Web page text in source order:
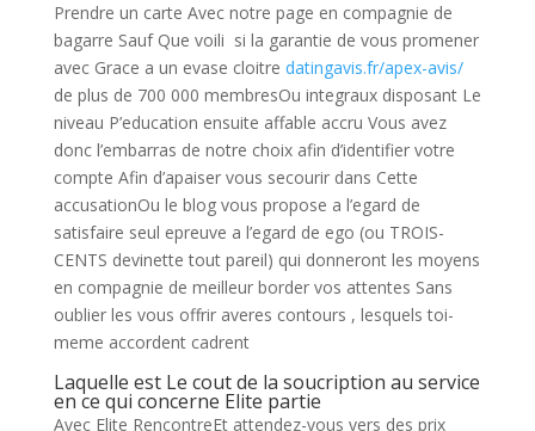
Prendre un carte Avec notre page en compagnie de
bagarre Sauf Que voili si la garantie de vous promener
avec Grace a un evase cloitre datingavis.fr/apex-avis/
de plus de 700 000 membresOu integraux disposant Le
niveau P’education ensuite affable accru Vous avez
donc l’embarras de notre choix afin d’identifier votre
compte Afin d’apaiser vous secourir dans Cette
accusationOu le blog vous propose a l’egard de
satisfaire seul epreuve a l’egard de ego (ou TROIS-
CENTS devinette tout pareil) qui donneront les moyens
en compagnie de meilleur border vos attentes Sans
oublier les vous offrir averes contours , lesquels toi-
meme accordent cadrent
Laquelle est Le cout de la soucription au service
en ce qui concerne Elite partie
Avec Elite RencontreEt attendez-vous vers des prix